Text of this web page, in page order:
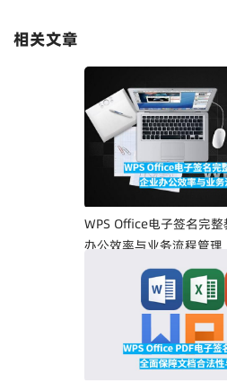
相关文章
WPS Office电子签名完
办公效率与业务流程管理